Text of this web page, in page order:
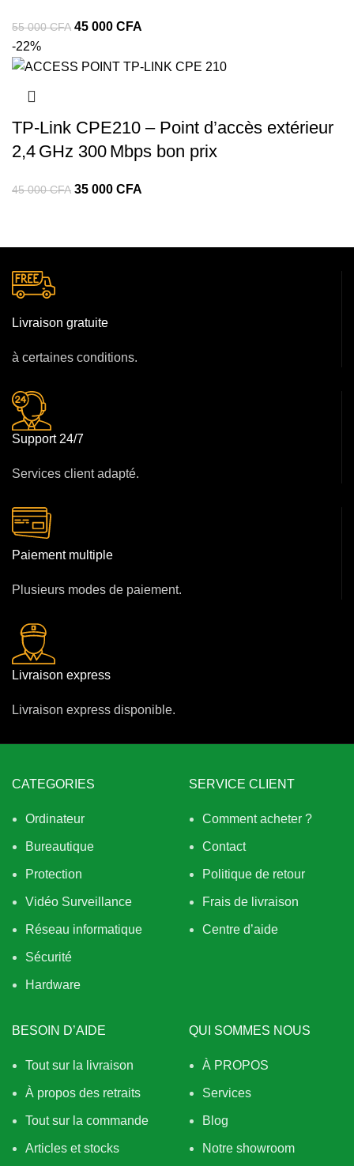
55 000CFA 45 000 CFA
-22%
TP‑Link CPE210 – Point d’accès extérieur
2,4 GHz 300 Mbps bon prix
45 000CFA 35 000 CFA
Livraison gratuite
à certaines conditions.
Support 24/7
Services client adapté.
Paiement multiple
Plusieurs modes de paiement.
Livraison express
Livraison express disponible.
CATEGORIES
Ordinateur
Bureautique
Protection
Vidéo Surveillance
Réseau informatique
Sécurité
Hardware
SERVICE CLIENT
Comment acheter ?
Contact
Politique de retour
Frais de livraison
Centre d’aide
BESOIN D’AIDE
Tout sur la livraison
À propos des retraits
Tout sur la commande
Articles et stocks
QUI SOMMES NOUS
À PROPOS
Services
Blog
Notre showroom